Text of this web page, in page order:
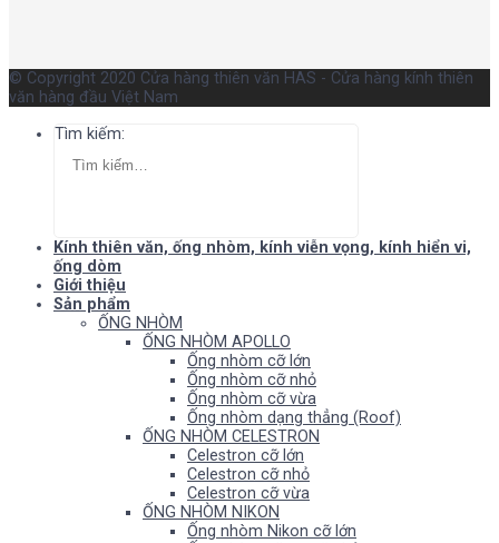
© Copyright 2020 Cửa hàng thiên văn HAS - Cửa hàng kính thiên
văn hàng đầu Việt Nam
Tìm kiếm:
Kính thiên văn, ống nhòm, kính viễn vọng, kính hiển vi,
ống dòm
Giới thiệu
Sản phẩm
ỐNG NHÒM
ỐNG NHÒM APOLLO
Ống nhòm cỡ lớn
Ống nhòm cỡ nhỏ
Ống nhòm cỡ vừa
Ống nhòm dạng thẳng (Roof)
ỐNG NHÒM CELESTRON
Celestron cỡ lớn
Celestron cỡ nhỏ
Celestron cỡ vừa
ỐNG NHÒM NIKON
Ống nhòm Nikon cỡ lớn